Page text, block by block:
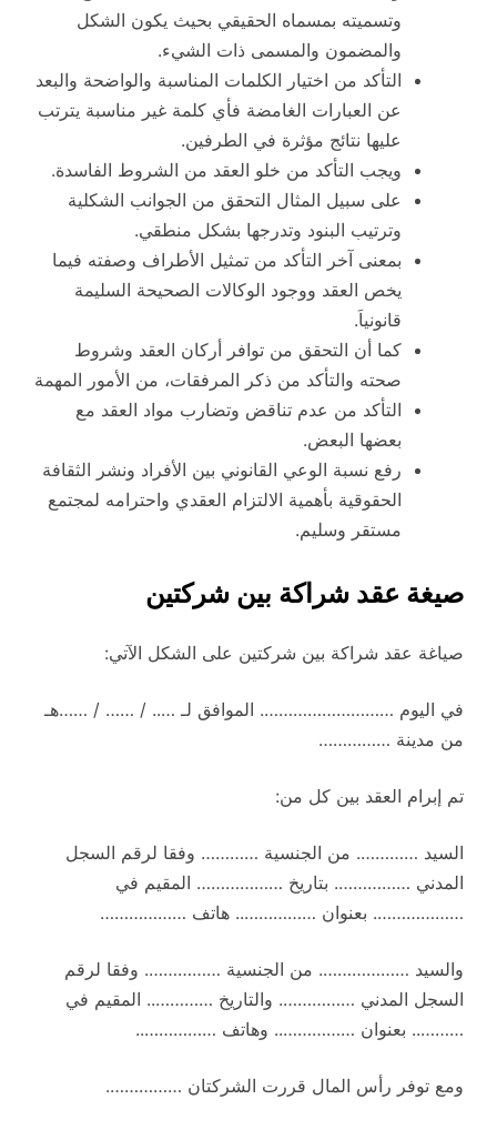
وتسميته بمسماه الحقيقي بحيث يكون الشكل
والمضمون والمسمى ذات الشيء.
التأكد من اختيار الكلمات المناسبة والواضحة والبعد
عن العبارات الغامضة فأي كلمة غير مناسبة يترتب
عليها نتائج مؤثرة في الطرفين.
ويجب التأكد من خلو العقد من الشروط الفاسدة.
على سبيل المثال التحقق من الجوانب الشكلية
وترتيب البنود وتدرجها بشكل منطقي.
بمعنى آخر التأكد من تمثيل الأطراف وصفته فيما
يخص العقد ووجود الوكالات الصحيحة السليمة
قانونياَ.
كما أن التحقق من توافر أركان العقد وشروط
صحته والتأكد من ذكر المرفقات، من الأمور المهمة
التأكد من عدم تناقض وتضارب مواد العقد مع
بعضها البعض.
رفع نسبة الوعي القانوني بين الأفراد ونشر الثقافة
الحقوقية بأهمية الالتزام العقدي واحترامه لمجتمع
مستقر وسليم.
صيغة عقد شراكة بين شركتين
صياغة عقد شراكة بين شركتين على الشكل الآتي:
في اليوم ………………………. الموافق لـ ….. / …… / ……هـ
من مدينة ……………
تم إبرام العقد بين كل من:
السيد …………. من الجنسية ………… وفقا لرقم السجل
المدني ……………. بتاريخ ……………… المقيم في
………………. بعنوان …………….. هاتف ………………
والسيد ………………. من الجنسية ……………. وفقا لرقم
السجل المدني ……………. والتاريخ ………….. المقيم في
……….. بعنوان …………….. وهاتف ……………..
ومع توفر رأس المال قررت الشركتان …………….